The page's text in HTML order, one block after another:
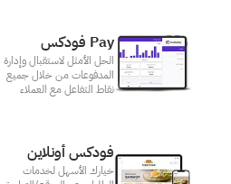
Pay فودكس
الحل الأمثل لاستقبال وإدارة
المدفوعات من خلال جميع
نقاط التفاعل مع العملاء
فودكس أونلاين
خيارك الأسهل لخدمات